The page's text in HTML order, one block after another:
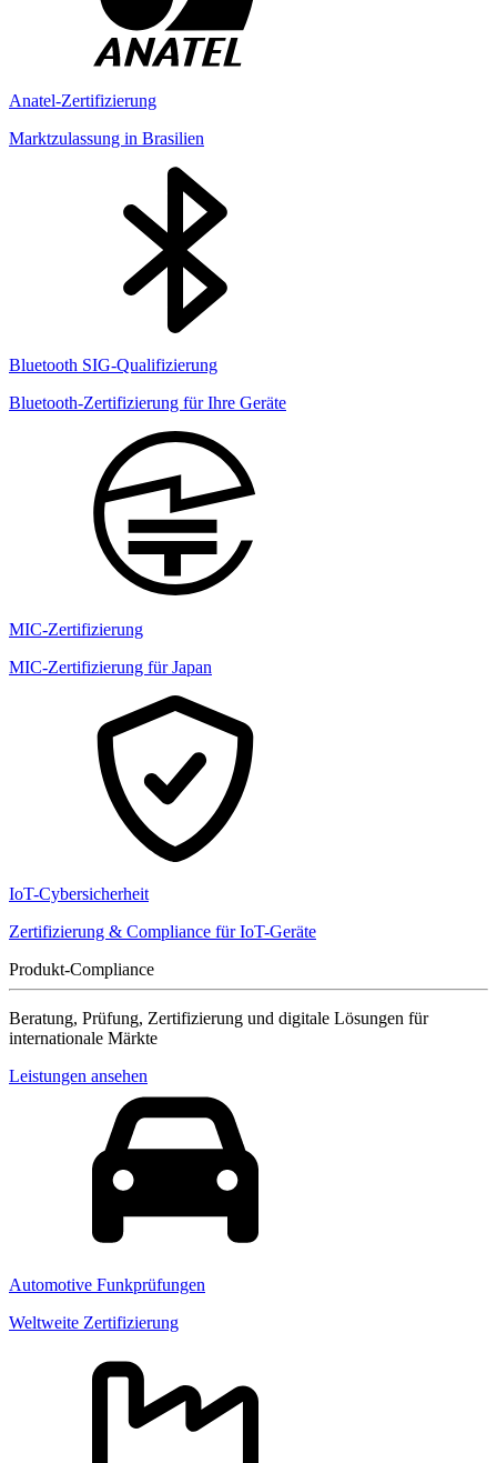
Anatel-Zertifizierung
Marktzulassung in Brasilien
Bluetooth SIG-Qualifizierung
Bluetooth-Zertifizierung für Ihre Geräte
MIC-Zertifizierung
MIC-Zertifizierung für Japan
IoT-Cybersicherheit
Zertifizierung & Compliance für IoT-Geräte
Produkt-Compliance
Beratung, Prüfung, Zertifizierung und digitale Lösungen für
internationale Märkte
Leistungen ansehen
Automotive Funkprüfungen
Weltweite Zertifizierung